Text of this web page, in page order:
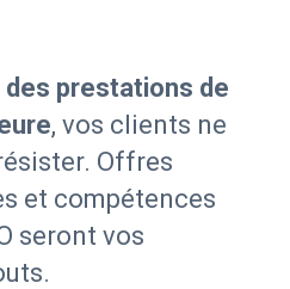
prestations de
, vos clients ne
Offres
et compétences
seront vos